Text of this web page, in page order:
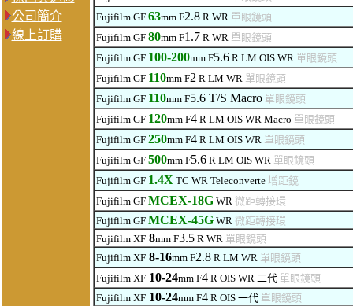
公司簡介
線上訂購
Fujifilm GF 63mm F2.8R WR單眼鏡頭
Fujifilm GF 80mm F1.7R WR單眼鏡頭
Fujifilm GF 100-200mm F5.6R LM OIS WR單眼鏡頭
Fujifilm GF 110mm F2R LM WR單眼鏡頭
Fujifilm GF 110mm F5.6 T/S Macro單眼鏡頭
Fujifilm GF 120mm F4R LM OIS WR Macro 單眼鏡頭
Fujifilm GF 250mm F4R LM OIS WR單眼鏡頭
Fujifilm GF 500mm F5.6R LM OIS WR單眼鏡頭
Fujifilm GF 1.4X TC WR Teleconverte增距鏡
Fujifilm GF MCEX-18GWR 微距轉接環
Fujifilm GF MCEX-45GWR 微距轉接環
Fujifilm XF 8mm F3.5 R WR單眼鏡頭
Fujifilm XF 8-16mm F2.8 R LM WR單眼鏡頭
Fujifilm XF 10-24mm F4R OIS WR二代單眼鏡頭
Fujifilm XF 10-24mm F4 R OIS一代單眼鏡頭